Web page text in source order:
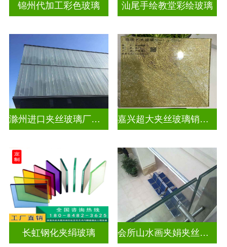
锦州代加工彩色玻璃 汕尾手绘教堂彩绘玻璃
滁州进口夹丝玻璃厂电话 嘉兴超大夹丝玻璃销售公司
长虹钢化夹绢玻璃 会所山水画夹娟夹丝玻璃